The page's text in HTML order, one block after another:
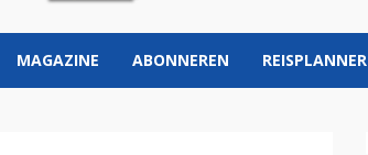
MAGAZINE ABONNEREN REISPLANNER